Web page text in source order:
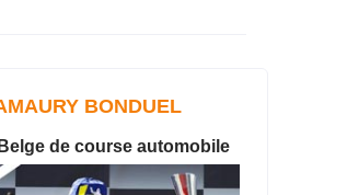
BONDUEL
de course automobile